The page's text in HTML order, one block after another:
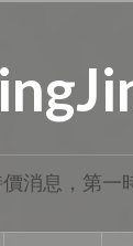
消息，第一